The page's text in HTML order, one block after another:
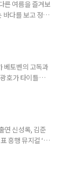
른 여름을 즐겨보
바다를 보고 정원
라시
베토벤의 고독과
호가 타이틀롤
연 신성록, 김준
흥행 뮤지컬 ‘드